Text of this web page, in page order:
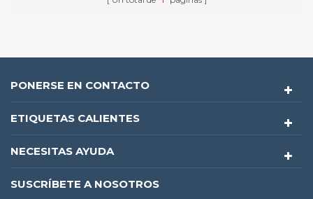
PONERSE EN CONTACTO
ETIQUETAS CALIENTES
NECESITAS AYUDA
SUSCRÍBETE A NOSOTROS